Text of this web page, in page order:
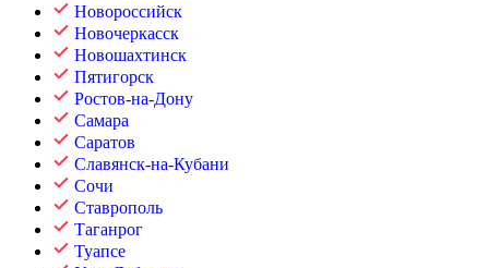
Новороссийск
Новочеркасск
Новошахтинск
Пятигорск
Ростов-на-Дону
Самара
Саратов
Славянск-на-Кубани
Сочи
Ставрополь
Таганрог
Туапсе